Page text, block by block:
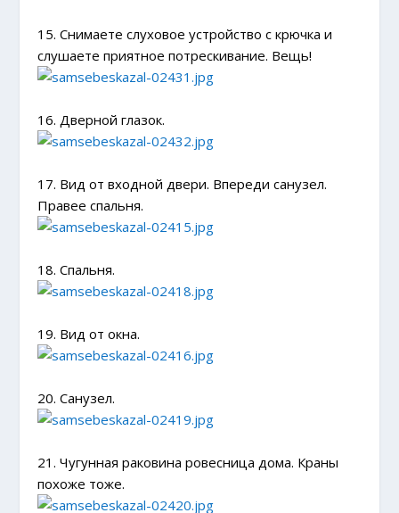
15. Снимаете слуховое устройство с крючка и
слушаете приятное потрескивание. Вещь!
16. Дверной глазок.
17. Вид от входной двери. Впереди санузел.
Правее спальня.
18. Спальня.
19. Вид от окна.
20. Санузел.
21. Чугунная раковина ровесница дома. Краны
похоже тоже.